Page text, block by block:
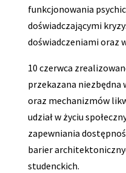
funkcjonowania
doświadczającymi
doświadczeniami oraz
10 czerwca
przekazana
oraz mechanizmów
udział w życiu
zapewniania
barier
studenckich.